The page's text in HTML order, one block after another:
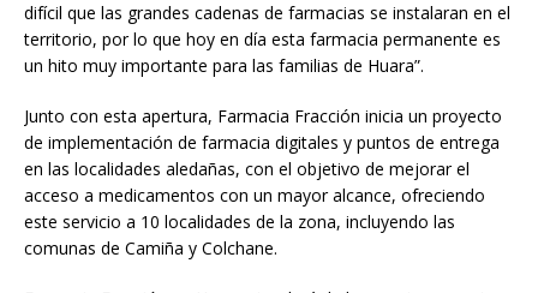
difícil que las grandes cadenas de farmacias se instalaran en el
territorio, por lo que hoy en día esta farmacia permanente es
un hito muy importante para las familias de Huara”.
Junto con esta apertura, Farmacia Fracción inicia un proyecto
de implementación de farmacia digitales y puntos de entrega
en las localidades aledañas, con el objetivo de mejorar el
acceso a medicamentos con un mayor alcance, ofreciendo
este servicio a 10 localidades de la zona, incluyendo las
comunas de Camiña y Colchane.